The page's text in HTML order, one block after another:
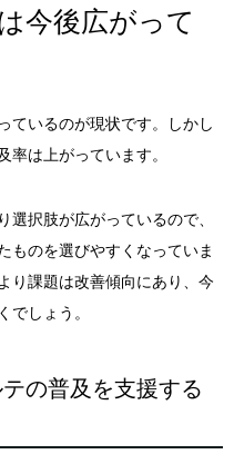
今後広がって
ているのが現状です。しかし
率は上がっています。
選択肢が広がっているので、
ものを選びやすくなっていま
り課題は改善傾向にあり、今
でしょう。
の普及を支援する